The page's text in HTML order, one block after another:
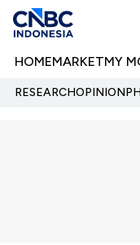
HOMEMARKETMY
RESEARCHOPINION